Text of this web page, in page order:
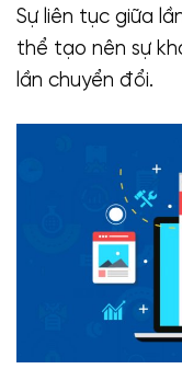
Sự liên tục giữa
thể tạo nên sự
lần chuyển đổi.